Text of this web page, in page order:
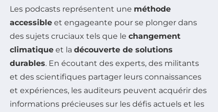
Les podcasts représentent une méthode
accessible et engageante pour se plonger dans
des sujets cruciaux tels que le changement
climatique et la découverte de solutions
durables. En écoutant des experts, des militants
et des scientifiques partager leurs connaissances
et expériences, les auditeurs peuvent acquérir des
informations précieuses sur les défis actuels et les